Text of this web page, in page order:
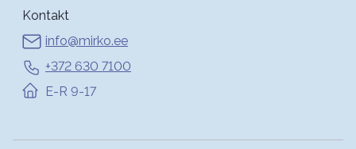
Kontakt
info@mirko.ee
+372 630 7100
E-R 9-17